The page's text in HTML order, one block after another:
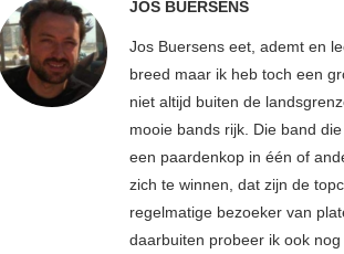
JOS BUERSENS
Jos Buersens eet, ademt en
breed maar ik heb toch een
niet altijd buiten de
mooie bands rijk. Die band
een paardenkop in één of
zich te winnen, dat zijn de
regelmatige bezoeker van
daarbuiten probeer ik ook